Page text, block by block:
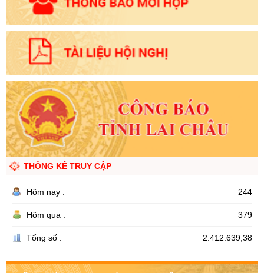
THỐNG KÊ TRUY CẬP
Hôm nay : 244
Hôm qua : 379
Tổng số : 2.412.639,38